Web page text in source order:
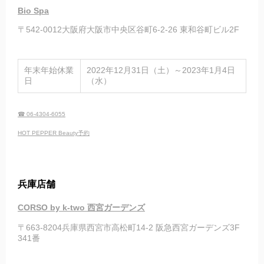
Bio Spa
〒542-0012大阪府大阪市中央区谷町6-2-26 東和谷町ビル2F
年末年始休業
日
2022年12月31日（土）～2023年1月4日
（水）
☎ 06-4304-6055
HOT PEPPER Beauty予約
兵庫店舗
CORSO by k-two 西宮ガーデンズ
〒663-8204兵庫県西宮市高松町14-2 阪急西宮ガーデンズ3F
341番